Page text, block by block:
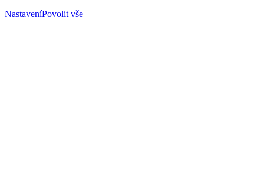
NastaveníPovolit vše